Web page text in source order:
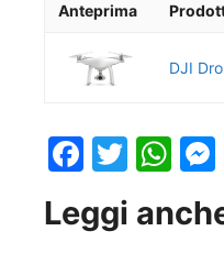
Anteprima
DJI
F
c
T
itt
W
at
Leggi